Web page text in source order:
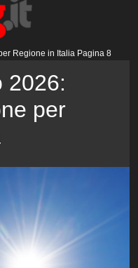
Regione in Italia Pagina 8
2026:
per